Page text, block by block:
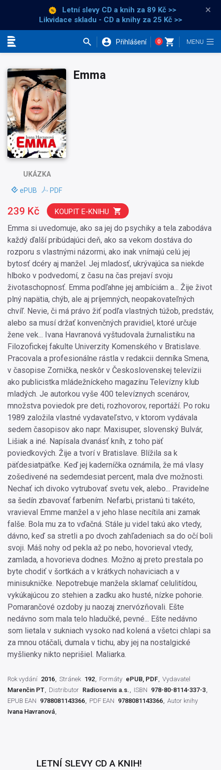
Letní slevy CD a knih za 89 Kč >>
Likvidace skladu - CD a knihy za 25 Kč >>
×
Přihlášení 0
UKÁZKA
ePUB PDF
Emma
Emma si uvedomuje, ako sa jej do psychiky a tela zabodáva
každý ďalší pribúdajúci deň, ako sa vekom dostáva do
rozporu s vlastnými názormi, ako inak vnímajú celú jej
bytosť dcéry aj manžel. Jej mladosť, ukrývajúca sa niekde
hlboko v podvedomí, z času na čas prejaví svoju
životaschopnosť. Emma podľahne jej ambíciám a... Žije život
plný napätia, chýb, ale aj príjemných, neopakovateľných
chvíľ. Nevie, či má právo žiť podľa vlastných túžob, predstáv,
alebo sa musí držať konvenčných pravidiel, ktoré určuje
žene vek... Ivana Havranová vyštudovala žurnalistiku na
Filozofickej fakulte Univerzity Komenského v Bratislave.
Pracovala a profesionálne rástla v redakcii denníka Smena,
v časopise Zornička, neskôr v Československej televízii
ako publicistka mládežníckeho magazínu Televízny klub
mladých. Je autorkou vyše 400 televíznych scenárov,
množstva poviedok pre deti, rozhovorov, reportáží. Po roku
1989 založila vlastné vydavateľstvo, v ktorom vydávala
sedem časopisov ako napr. Maxisuper, slovenský Bulvár,
Lišiak a iné. Napísala dvanásť kníh, z toho päť
poviedkových. Žije a tvorí v Bratislave. Blížila sa k
päťdesiatpäťke. Keď jej kaderníčka oznámila, že má vlasy
zošedivené na sedemdesiat percent, mala dve možnosti.
Nechať ich divoko vytrubovať svetu vek, alebo... Pravidelne
sa šedín zbavovať farbením. Nefarbi, pristanú ti takéto,
vravieval Emme manžel a v jeho hlase necítila ani zamak
falše. Bola mu za to vďačná. Stále ju videl takú ako vtedy,
dávno, keď sa stretli a po dvoch zahľadeniach sa do očí boli
svoji. Máš nohy od pekla až po nebo, hovorieval vtedy,
zamlada, a hovorieva dodnes. Možno aj preto prestala po
byte chodiť v šortkách a v krátkych nohaviciach a v
minisukničke. Nepotrebuje manžela sklamať celulitídou,
vykúkajúcou zo stehien a zadku ako husté, nízke pohorie.
Pomarančové ozdoby ju naozaj znervózňovali. Ešte
nedávno som mala telo hladučké, pevné... Ešte nedávno
som lietala v sukniach vysoko nad kolená a všetci chlapi sa
za mnou otáčali, dumala v tichu, aby jej na nostalgické
myšlienky nikto neprišiel. Maliarka.
239 Kč KOUPIT E-KNIHU
Rok vydání 2016 Stránek 192 Formáty ePUB, PDF Vydavatel
Marenčin PT
Distributor Radioservis a.s. ISBN 978-80-8114-337-3
EPUB EAN 9788081143366 PDF EAN 9788081143366 Autor knihy
Ivana Havranová
LETNÍ SLEVY CD A KNIH!